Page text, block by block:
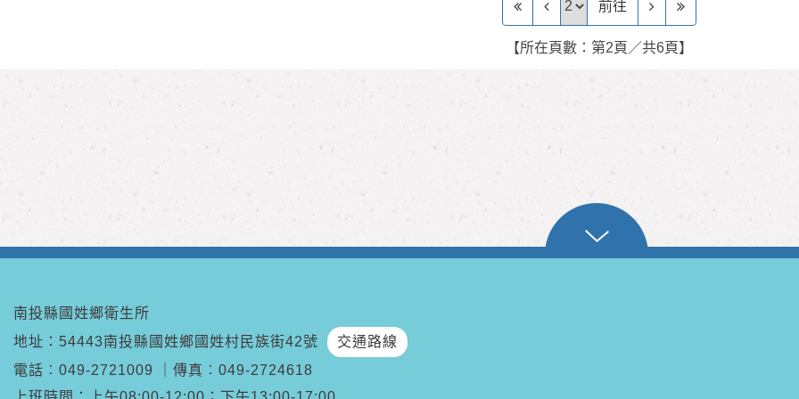
前往
【所在頁數：第2頁／共6頁】
南投縣國姓鄉衛生所
地址：54443南投縣國姓鄉國姓村民族街42號
交通路線
電話︰ 049-2721009 傳真︰ 049-2724618